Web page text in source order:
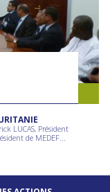
LUCAS, Président
de MEDEF...